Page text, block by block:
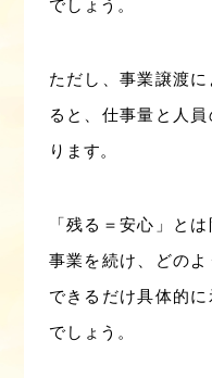
でしょう。
ただし、事業譲渡
ると、仕事量と人
ります。
「残る＝安心」と
事業を続け、どの
できるだけ具体的
でしょう。